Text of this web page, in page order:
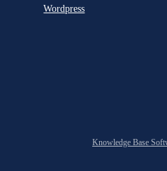
Wordpress
Knowledge Base